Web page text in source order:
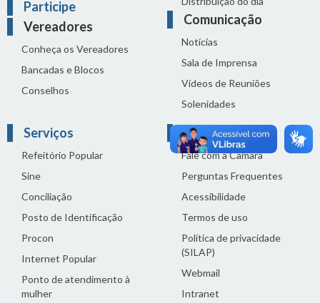
Participe
Vereadores
Conheça os Vereadores
Bancadas e Blocos
Conselhos
Comunicação
Notícias
Sala de Imprensa
Vídeos de Reuniões
Solenidades
Serviços
Refeitório Popular
Sine
Conciliação
Posto de Identificação
Procon
Internet Popular
Ponto de atendimento à
mulher
Links Úteis
Fale com a Câmara
Perguntas Frequentes
Acessibilidade
Termos de uso
Política de privacidade
(SILAP)
Webmail
Intranet